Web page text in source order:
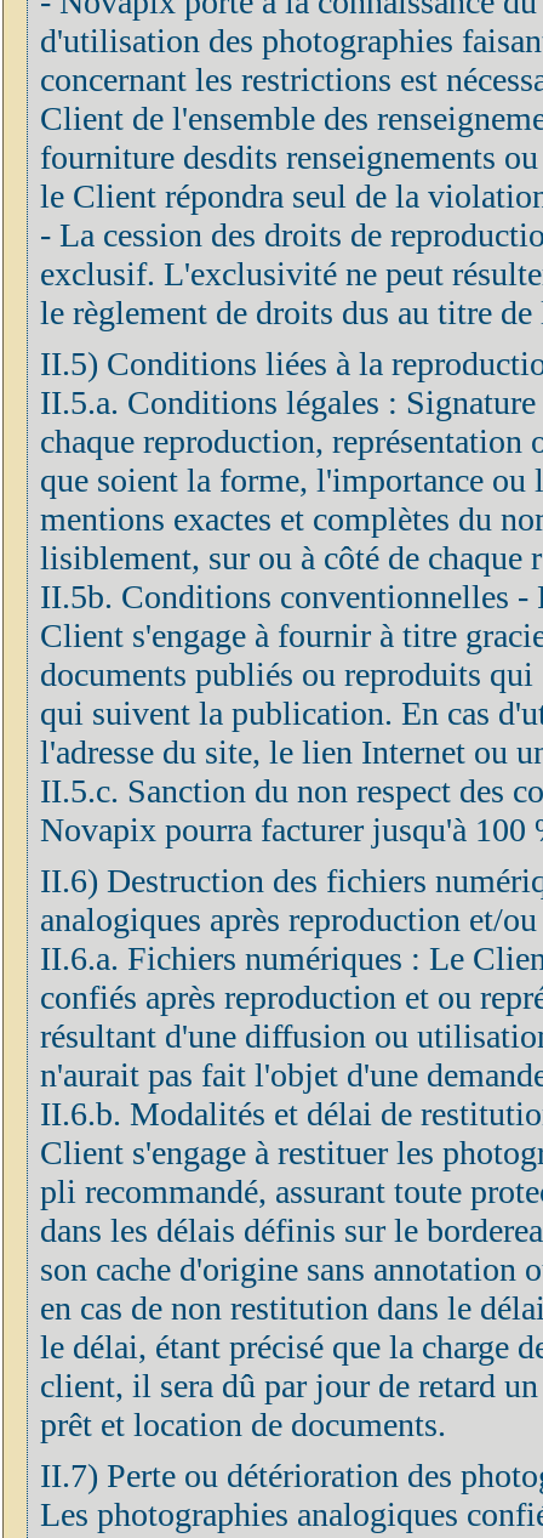
d'utilisation des photographies
concernant les restrictions est
Client de l'ensemble des
fourniture desdits renseignements
le Client répondra seul de la
- La cession des droits de
exclusif. L'exclusivité ne peut
le règlement de droits dus au titre
II.5) Conditions liées à la
II.5.a. Conditions légales :
chaque reproduction,
que soient la forme, l'importance
mentions exactes et complètes du
lisiblement, sur ou à côté de chaque
II.5b. Conditions conventionnelles
Client s'engage à fournir à titre
documents publiés ou reproduits
qui suivent la publication. En cas
l'adresse du site, le lien Internet ou
II.5.c. Sanction du non respect des
Novapix pourra facturer jusqu'à 100
II.6) Destruction des fichiers
analogiques après reproduction et/
II.6.a. Fichiers numériques : Le
confiés après reproduction et ou
résultant d'une diffusion ou
n'aurait pas fait l'objet d'une
II.6.b. Modalités et délai de
Client s'engage à restituer les
pli recommandé, assurant toute
dans les délais définis sur le
son cache d'origine sans
en cas de non restitution dans le
le délai, étant précisé que la charge
client, il sera dû par jour de retard
prêt et location de documents.
II.7) Perte ou détérioration des
Les photographies analogiques